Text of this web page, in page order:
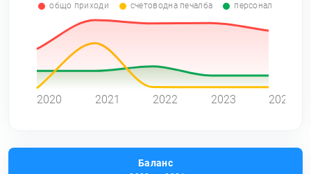
общо приходи счетоводна печалба персонал
2020 2021 2022 2023 2024
Баланс